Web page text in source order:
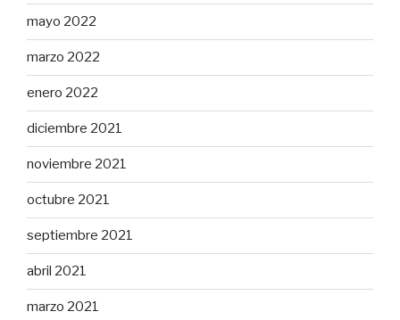
mayo 2022
marzo 2022
enero 2022
diciembre 2021
noviembre 2021
octubre 2021
septiembre 2021
abril 2021
marzo 2021